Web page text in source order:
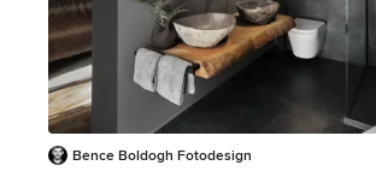
Bence Boldogh Fotodesign